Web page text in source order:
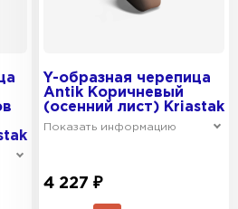
Y-образная черепица
Antik Коричневый
(осенний лист) Kriastak
Показать информацию
4 227 ₽